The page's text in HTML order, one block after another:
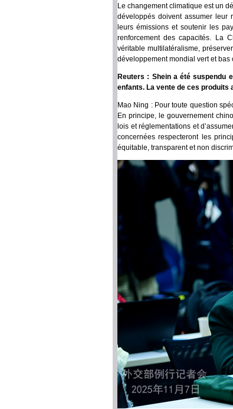
Le changement climatique est un
développés doivent assumer leur
leurs émissions et soutenir les
renforcement des capacités. La
véritable multilatéralisme,
développement mondial vert et bas
Reuters : Shein a été suspendu
enfants. La vente de ces produits
Mao Ning : Pour toute question
En principe, le gouvernement
lois et réglementations et
concernées respecteront les
équitable, transparent et non